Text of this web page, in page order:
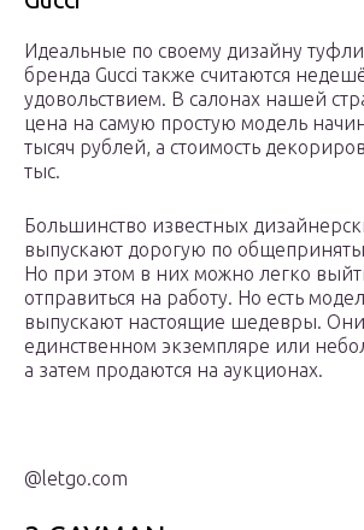
Идеальные по своему дизайну
бренда Gucci также считаются
удовольствием. В салонах нашей
цена на самую простую модель
тысяч рублей, а стоимость
тыс.
Большинство известных
выпускают дорогую по
Но при этом в них можно легко
отправиться на работу. Но есть
выпускают настоящие шедевры. Они
единственном экземпляре или
а затем продаются на аукционах.
@letgo.com